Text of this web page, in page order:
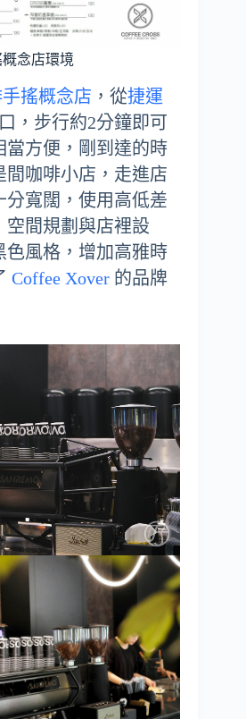
概念店環境
搖概念店 ，從捷運
，步行約2分鐘即可
當方便，剛到達的時
間咖啡小店，走進店
分寬闊，使用高低差
空間規劃與店裡設
色風格，增加高雅時
Coffee Xover 的品牌